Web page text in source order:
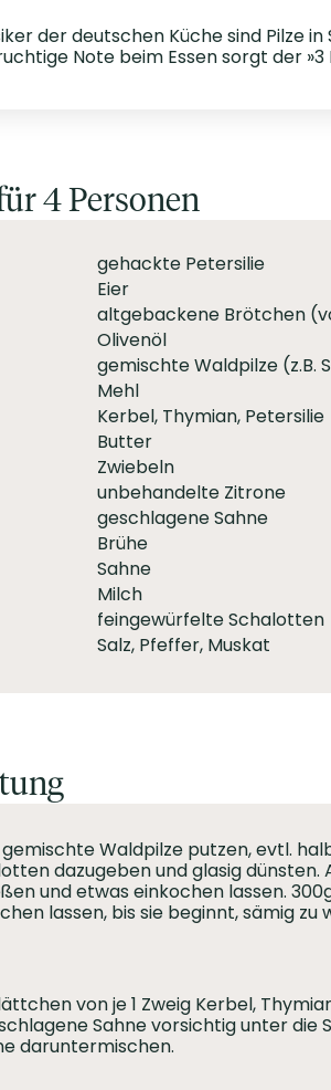
der deutschen Küche sind Pilze
Note beim Essen sorgt der »3
4 Personen
gehackte Petersilie
Eier
altgebackene Brötchen
Olivenöl
gemischte Waldpilze (z.B.
Mehl
Kerbel, Thymian, Petersilie
Butter
Zwiebeln
unbehandelte Zitrone
geschlagene Sahne
Brühe
Sahne
Milch
feingewürfelte Schalotten
Salz, Pfeffer, Muskat
Waldpilze putzen, evtl.
dazugeben und glasig dünsten.
und etwas einkochen lassen.
lassen, bis sie beginnt, sämig zu
von je 1 Zweig Kerbel,
Sahne vorsichtig unter
daruntermischen.